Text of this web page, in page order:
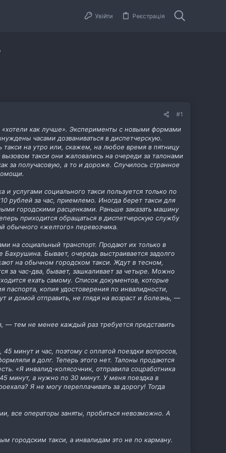
Увійти Реєстрація
#1
«хотели как лучше». Эксперименты с новыми формами
часами дозваниваться в диспетчерскую.
на утро или, скажем, на любое время в пятницу
такси они жаловались на очереди за талонами
за получасовую, а то и дороже. Случилось странное
услугами социального такси пользуется только по
рублей за час, приемлемо. Иногда берет такси для
городскими расценками. Раньше заказать машину
приходится обращаться в диспетчерскую службу
«желтого» перевозчика.
на социальный транспорт. Продают их только в
Бывает, очередь выстраивается задолго
на обычном городском такси. Ждут в тесном,
за час-два, бывает, зашкаливает за четыре. Можно
ехать самому. Список документов, которые
копия удостоверения по инвалидности,
и домой отправить, не глядя на возраст и болезнь, —
— тем не менее каждый раз требуется представить
минут и час, поэтому с оплатой поездки вопросов,
в долг. Теперь этого нет. Талоны продаются
«Я инвалид-колясочник, отправила соцработника
минут, а нужно по 30 минут. У меня поездка в
Я не могу переплачивать за дорогу! Тогда
все операторы заняты, пробиться невозможно. А
городским такси, а инвалидам это не по карману.